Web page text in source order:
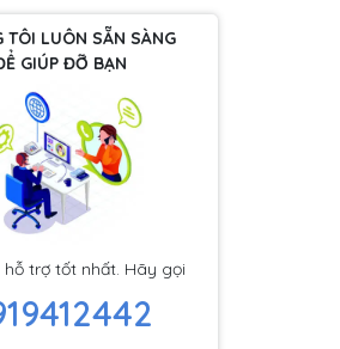
TÔI LUÔN SẴN SÀNG
GIÚP ĐỠ BẠN
trợ tốt nhất. Hãy gọi